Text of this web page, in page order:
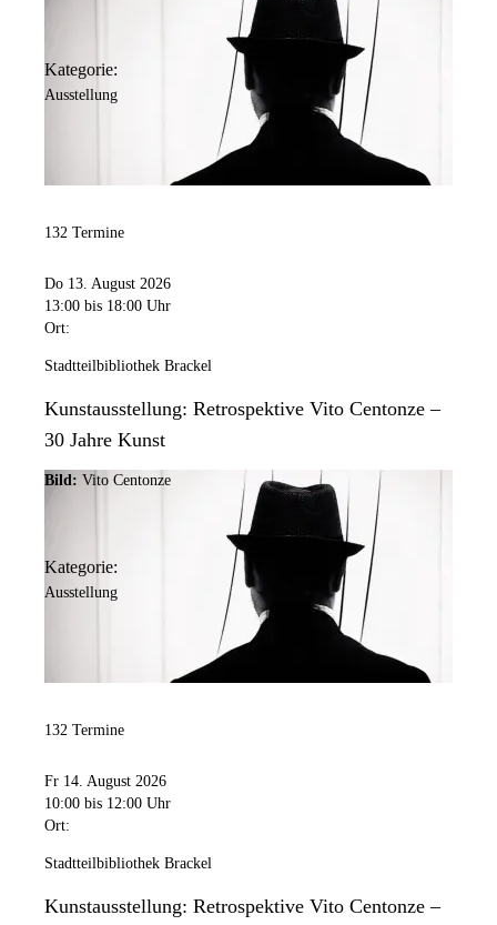
Kategorie:
Ausstellung
132 Termine
Do 13. August 2026
13:00 bis 18:00 Uhr
Ort:
Stadtteilbibliothek Brackel
Kunstausstellung: Retrospektive Vito Centonze –
30 Jahre Kunst
Bild: Vito Centonze
Kategorie:
Ausstellung
132 Termine
Fr 14. August 2026
10:00 bis 12:00 Uhr
Ort:
Stadtteilbibliothek Brackel
Kunstausstellung: Retrospektive Vito Centonze –